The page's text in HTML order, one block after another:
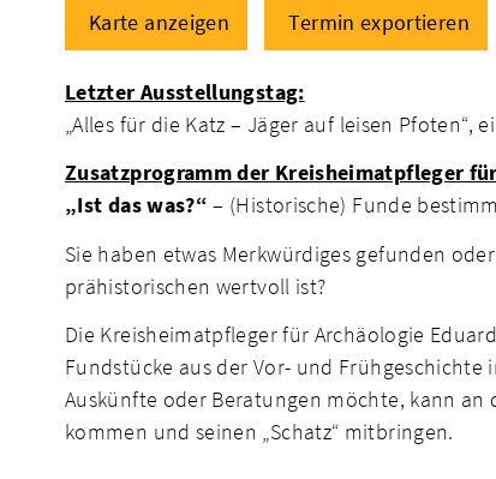
Karte anzeigen Termin exportieren
Letzter Ausstellungstag:
„Alles für die Katz – Jäger auf leisen
Zusatzprogramm der Kreisheimatpfleger
„Ist das was?“ – (Historische) Funde
Sie haben etwas Merkwürdiges gefunden
prähistorischen wertvoll ist?
Die Kreisheimatpfleger für Archäologie
Fundstücke aus der Vor- und
Auskünfte oder Beratungen möchte, kann
kommen und seinen „Schatz“ mitbringen.